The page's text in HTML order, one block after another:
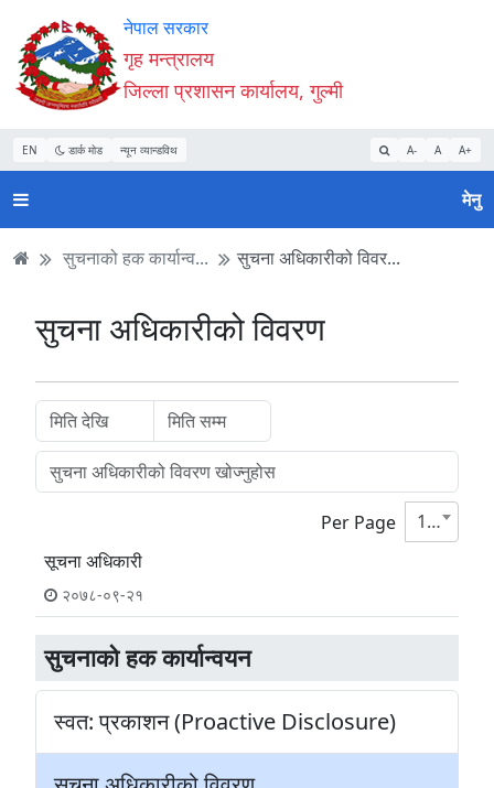
Accessibility
Mode
सुरु
गर्नुहोस्
सामाग्री
पढ्नुहाेस्
नेभिगेसन
पढ्नुहाेस्
वेबसाइट
खोजमा
जानुहोस्
नेपाल सरकार
गृह मन्त्रालय
जिल्ला प्रशासन कार्यालय, गुल्मी
EN डार्क मोड न्यून व्यान्डविथ A- A A+
मेनु
सुचनाको हक कार्यान्व... सुचना अधिकारीको विवर...
सुचनाको हक कार्यान्वयन
स्वत: प्रकाशन (Proactive Disclosure)
सुचना अधिकारीको विवरण
Per Page
10
सूचना अधिकारी
२०७८-०९-२१